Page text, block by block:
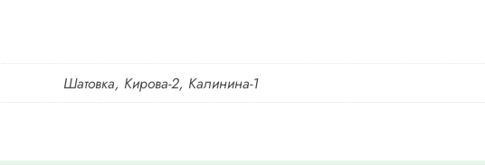
Шатовка, Кирова-2, Калинина-1